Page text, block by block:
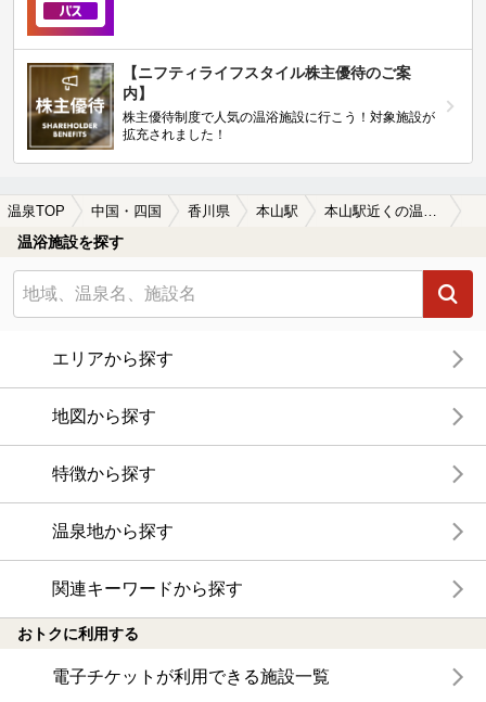
【ニフティライフスタイル株主優待のご案
内】
株主優待制度で人気の温浴施設に行こう！対象施設が
拡充されました！
温泉TOP 中国・四国 香川県 本山駅 本山駅近くの温泉宿・温泉旅館・ホテルおすすめ(2026年版)
温浴施設を探す
エリアから探す
地図から探す
特徴から探す
温泉地から探す
関連キーワードから探す
おトクに利用する
電子チケットが利用できる施設一覧